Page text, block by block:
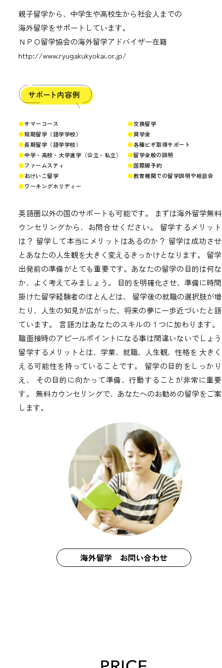
親子留学から、中学生や高校生から社会人までの
海外留学をサポートしています。
ＮＰＯ留学協会の海外留学アドバイザー在籍
http://www.ryugakukyokai.or.jp/
サマーコース
交換留学
短期留学（語学学校）
奨学金
長期留学（語学学校）
各種ビザ取得サポート
中学・高校・大学進学（公立・私立）
留学全般の説明
ファームスティ
国際線予約
おけいこ留学
教育機関での留学説明や相談会
ワーキングホリディー
英語圏以外の国のサポートも可能です。
まずは海外留学無
ウンセリングから、お問合せください。
留学するメリッ
は？ 留学して本当にメリットはあるのか？ 留学は成功さ
とあなたの人生観を大きく変えるきっかけとなります。
留
出発前の準備がとても重要です。あなたの留学の目的は何
か、よく考えてみましょう。
目的を明確化させ、準備に時
掛けた留学経験者のほとんどは、
留学後の就職の選択肢が
たり、人生の知見が広がった、将来の夢に一歩近づいたと
ています。
言語力はあなたのスキルの１つに加わります。
職面接時のアピールポイントになる事は間違いないでしょ
留学するメリットとは、学業、就職、人生観、性格を 大き
える可能性を持っていることです。
留学の目的をしっか
え、
その目的に向かって準備、行動することが非常に重
す。
無料カウンセリングで、あなたへのお勧めの留学をご
します。
海外留学 お問い合わせ